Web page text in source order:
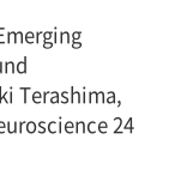
Terashima,
24